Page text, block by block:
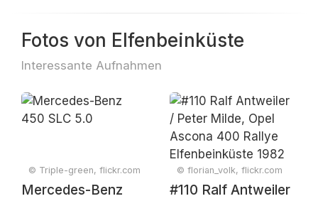
Fotos von Elfenbeinküste
Interessante Aufnahmen
© Triple-green, flickr.com
Mercedes-Benz
© florian_volk, flickr.com
#110 Ralf Antweiler